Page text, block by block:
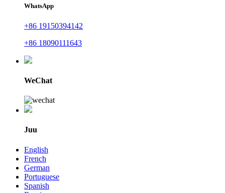
WhatsApp
+86 19150394142
+86 18090111643
WeChat
Juu
English
French
German
Portuguese
Spanish